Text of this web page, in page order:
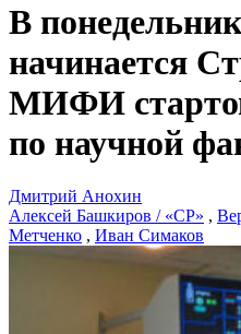
В понедельник
начинается
МИФИ
по научной
Дмитрий Анохин
Алексей Башкиров / «СР» ,
Метченко , Иван Симаков